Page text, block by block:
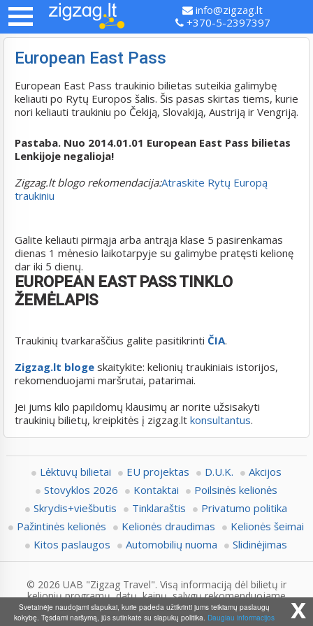
info@zigzag.lt
+370-5-2397397
European East Pass
European East Pass traukinio bilietas suteikia galimybę
keliauti po Rytų Europos šalis. Šis pasas skirtas tiems, kurie
nori keliauti traukiniu po Čekiją, Slovakiją, Austriją ir Vengriją.
Pastaba. Nuo 2014.01.01 European East Pass bilietas
Lenkijoje negalioja!
Zigzag.lt blogo rekomendacija:Atraskite Rytų Europą
traukiniu
Galite keliauti pirmąja arba antrąja klase 5 pasirenkamas
dienas 1 mėnesio laikotarpyje su galimybe pratęsti kelionę
dar iki 5 dienų.
EUROPEAN EAST PASS TINKLO
ŽEMĖLAPIS
Traukinių tvarkaraščius galite pasitikrinti ČIA.
Zigzag.lt bloge skaitykite: kelionių traukiniais istorijos,
rekomenduojami maršrutai, patarimai.
Jei jums kilo papildomų klausimų ar norite užsisakyti
traukinių bilietų, kreipkitės į zigzag.lt konsultantus.
Lėktuvų bilietai EU projektas D.U.K.
Akcijos
Stovyklos 2026
Kontaktai
Poilsinės kelionės
Skrydis+viešbutis
Tinklaraštis
Privatumo politika
Pažintinės kelionės
Kelionės draudimas
Kelionės šeimai
Kitos paslaugos
Automobilių nuoma Slidinėjimas
© 2026 UAB "Zigzag Travel". Visą informaciją dėl bilietų ir
kelionių programų, datų, kainų, sąlygų rekomenduojame
pasitikslinti su Zigzag.lt konsultantais.
x
Svetainėje naudojami slapukai, kurie padeda užtikrinti jums teikiamų paslaugų
kokybę. Tęsdami naršymą, jūs sutinkate su slapukų politika. Daugiau informacijos